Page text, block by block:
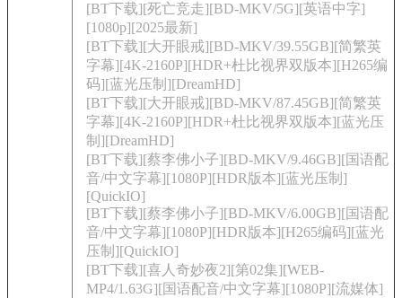
[BT下载][死亡竞走][BD-MKV/5G][英语中字]
[1080p][2025最新]
[BT下载][大开眼戒][BD-MKV/39.55GB][简繁英
字幕][4K-2160P][HDR+杜比视界双版本][H265编
码][蓝光压制][DreamHD]
[BT下载][大开眼戒][BD-MKV/87.45GB][简繁英
字幕][4K-2160P][HDR+杜比视界双版本][蓝光压
制][DreamHD]
[BT下载][蔡李佛小子][BD-MKV/9.46GB][国语配
音/中文字幕][1080P][HDR版本][蓝光压制]
[QuickIO]
[BT下载][蔡李佛小子][BD-MKV/6.00GB][国语配
音/中文字幕][1080P][HDR版本][H265编码][蓝光
压制][QuickIO]
[BT下载][喜人奇妙夜2][第02集][WEB-
MP4/1.63G][国语配音/中文字幕][1080P][流媒体]